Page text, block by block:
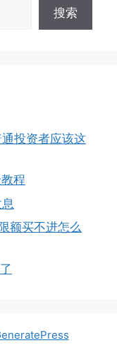
搜索
投资者应该这
程
额买不进怎么